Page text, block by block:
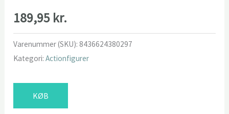
189,95 kr.
Varenummer (SKU):8436624380297
Kategori:Actionfigurer
KØB